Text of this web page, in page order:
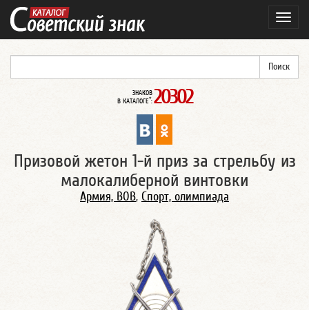
ЗНАКОВ
В КАТАЛОГЕ*: 20302
Призовой жетон 1-й приз за стрельбу из
малокалиберной винтовки
Армия, ВОВ, Спорт, олимпиада